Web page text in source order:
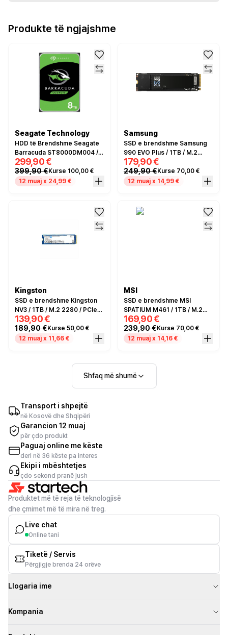
Produkte të ngjajshme
Seagate Technology
HDD të Brendshme Seagate
Barracuda ST8000DM004 /
8TB / 5400 RPM / 256MB
299,90 €
399,90 €Kurse 100,00 €
12 muaj x 24,99 €
Samsung
SSD e brendshme Samsung
990 EVO Plus / 1TB / M.2
2280 / PCIe 4.0 x4 NVMe
179,90 €
249,90 €Kurse 70,00 €
12 muaj x 14,99 €
Kingston
SSD e brendshme Kingston
NV3 / 1TB / M.2 2280 / PCIe
4.0 x4 NVMe
139,90 €
189,90 €Kurse 50,00 €
12 muaj x 11,66 €
MSI
SSD e brendshme MSI
SPATIUM M461 / 1TB / M.2
2280 / PCIe 4.0 x4 NVMe 1.4
169,90 €
239,90 €Kurse 70,00 €
12 muaj x 14,16 €
Shfaq më shumë
Transport i shpejtë
në Kosovë dhe Shqipëri
Garancion 12 muaj
për çdo produkt
Paguaj online me këste
deri në 36 këste pa interes
Ekipi i mbështetjes
çdo sekond pranë jush
Produktet më të reja të teknologjisë
dhe çmimet më të mira në treg.
Live chat
Online tani
Tiketë / Servis
Përgjigje brenda 24 orëve
Llogaria ime
Kompania